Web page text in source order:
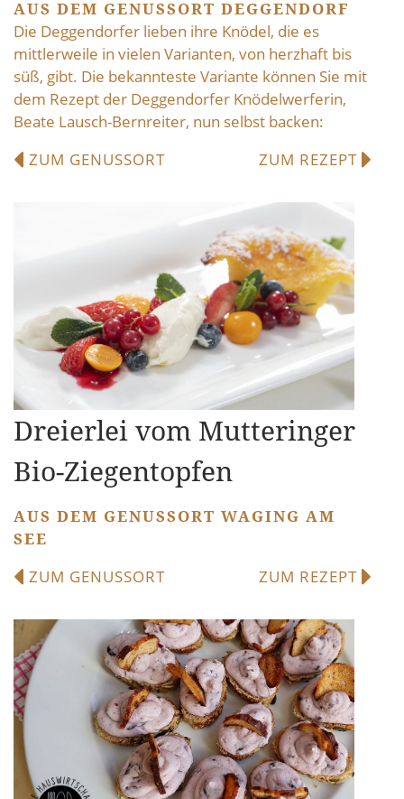
AUS DEM GENUSSORT DEGGENDORF
Die Deggendorfer lieben ihre Knödel, die es
mittlerweile in vielen Varianten, von herzhaft bis
süß, gibt. Die bekannteste Variante können Sie mit
dem Rezept der Deggendorfer Knödelwerferin,
Beate Lausch-Bernreiter, nun selbst backen:
ZUM GENUSSORT
ZUM REZEPT
Dreierlei vom Mutteringer
Bio-Ziegentopfen
AUS DEM GENUSSORT WAGING AM
SEE
ZUM GENUSSORT
ZUM REZEPT